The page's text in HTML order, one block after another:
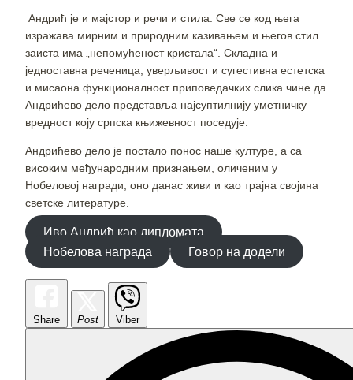
Андрић је и мајстор и речи и стила. Све се код њега
изражава мирним и природним казивањем и његов стил
заиста има „непомућеност кристала“. Складна и
једноставна реченица, уверљивост и сугестивна естетска
и мисаона функционалност приповедачких слика чине да
Андрићево дело представља најсуптилнију уметничку
вредност коју српска књижевност поседује.
Андрићево дело је постало понос наше културе, а са
високим међународним признањем, оличеним у
Нобеловој награди, оно данас живи и као трајна својина
светске литературе.
Иво Андрић као дипломата
Нобелова награда
Говор на додели
Share Post Viber